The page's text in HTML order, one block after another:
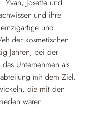
Yvan, Josette und
und ihre
und
der kosmetischen
Jahren, bei der
Unternehmen als
mit dem Ziel,
die mit den
waren.